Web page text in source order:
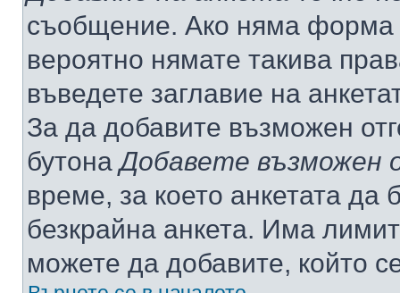
съобщение. Ако няма форма
вероятно нямате такива
въведете заглавие на
За да добавите възможен
бутонаДобавете възможен
време, за което анкетата да
безкрайна анкета. Има
можете да добавите, който